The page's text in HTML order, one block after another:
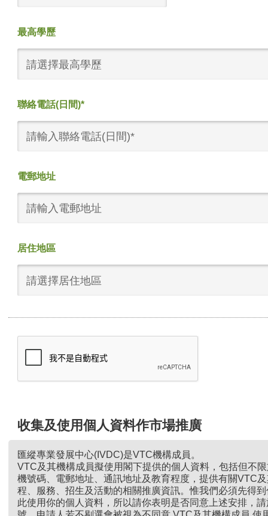
最高學歷
請選擇最高學歷
聯絡電話(日間)*
電郵地址
居住地區
請選擇居住地區
收集及使用個人資料作市場推廣
匯縱專業發展中心(IVDC)是VTC機構成員。
VTC及其機構成員擬使用閣下提供的個人資料，包括但不
機號碼、電郵地址、通訊地址及教育程度，提供有關VTC
程、服務、招生及活動的相關推廣資訊。惟我們必須先得
此使用你的個人資料，所以請你表明是否同意上述安排，